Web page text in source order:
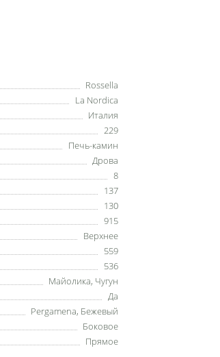
Rossella
La Nordica
Италия
229
Печь-камин
Дрова
8
137
130
915
Верхнее
559
536
Майолика, Чугун
Да
Pergamena, Бежевый
Боковое
Прямое